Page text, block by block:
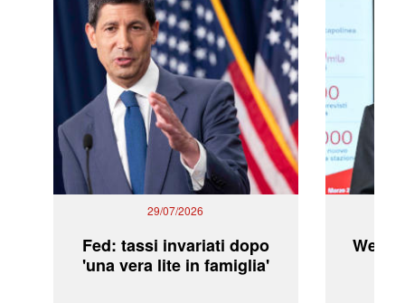
29/07/2026
Fed: tassi invariati dopo
'una vera lite in famiglia'